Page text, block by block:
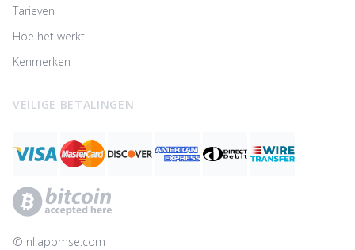
Tarieven
Hoe het werkt
Kenmerken
VEILIGE BETALINGEN
© ‌nl.appmse.com